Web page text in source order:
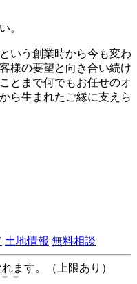
。
いう創業時から今も変わ
様の要望と向き合い続け
とまで何でもお任せのオ
ら生まれたご縁に支えら
土地情報 無料相談
ます。（上限あり）